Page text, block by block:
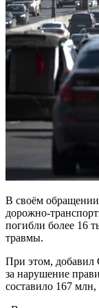
В своём обращении
дорожно-
погибли более 16
травмы.
При этом, добавил
за нарушение
составило 167